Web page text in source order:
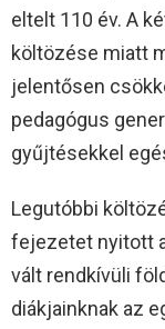
eltelt 110 év. A
költözése miatt
jelentősen
pedagógus
gyűjtésekkel
Legutóbbi
fejezetet nyitott
vált rendkívüli
diákjainknak az